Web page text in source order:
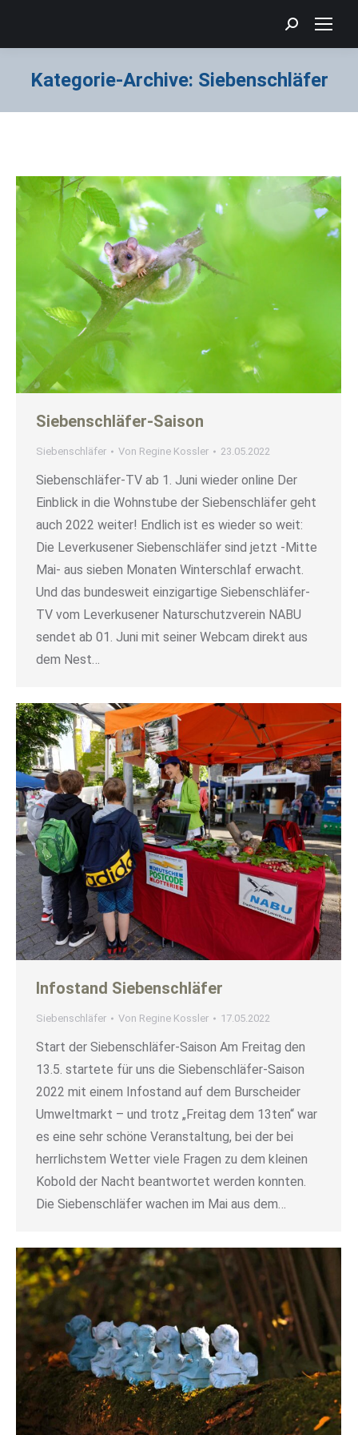
Search:
Kategorie-Archive: Siebenschläfer
Siebenschläfer-Saison
Siebenschläfer Von Regine Kossler 23.05.2022
Siebenschläfer-TV ab 1. Juni wieder online Der
Einblick in die Wohnstube der Siebenschläfer geht
auch 2022 weiter! Endlich ist es wieder so weit:
Die Leverkusener Siebenschläfer sind jetzt -Mitte
Mai- aus sieben Monaten Winterschlaf erwacht.
Und das bundesweit einzigartige Siebenschläfer-
TV vom Leverkusener Naturschutzverein NABU
sendet ab 01. Juni mit seiner Webcam direkt aus
dem Nest…
Infostand Siebenschläfer
Siebenschläfer Von Regine Kossler 17.05.2022
Start der Siebenschläfer-Saison Am Freitag den
13.5. startete für uns die Siebenschläfer-Saison
2022 mit einem Infostand auf dem Burscheider
Umweltmarkt – und trotz „Freitag dem 13ten“ war
es eine sehr schöne Veranstaltung, bei der bei
herrlichstem Wetter viele Fragen zu dem kleinen
Kobold der Nacht beantwortet werden konnten.
Die Siebenschläfer wachen im Mai aus dem…